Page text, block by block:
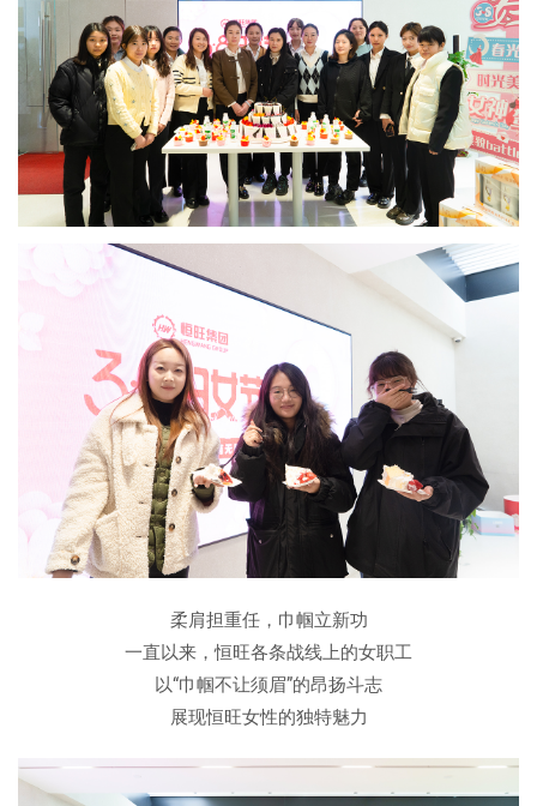
柔肩担重任，巾帼立新功
一直以来，恒旺各条战线上的女职工
以“巾帼不让须眉”的昂扬斗志
展现恒旺女性的独特魅力